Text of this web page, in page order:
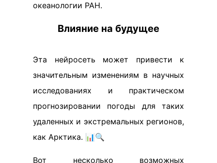
океанологии РАН.
Влияние на будущее
Эта нейросеть может привести к
значительным изменениям в научных
исследованиях и практическом
прогнозировании погоды для таких
удаленных и экстремальных регионов,
как Арктика. 📊🔍
Вот несколько возможных